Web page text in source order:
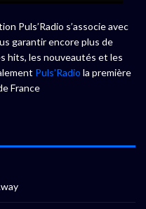
Puls’Radio s’associe avec
garantir encore plus de
hits, les nouveautés et les
Puls’Radio la première
France